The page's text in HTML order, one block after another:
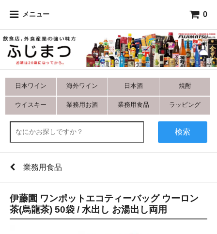
メニュー 0
日本ワイン 海外ワイン 日本酒 焼酎
ウイスキー 業務用お酒 業務用食品 ラッピング
検索
業務用食品
伊藤園 ワンポットエコティーバッグ ウーロン
茶(烏龍茶) 50袋 / 水出し お湯出し両用